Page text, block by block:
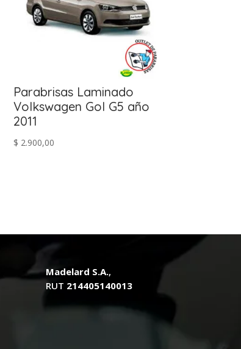
Parabrisas Laminado
Volkswagen Gol G5 año
2011
$ 2.900,00
Madelard S.A.,
RUT 214405140013